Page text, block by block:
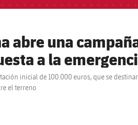
abre una
a la
inicial de 100.000 euros, que se
el terreno